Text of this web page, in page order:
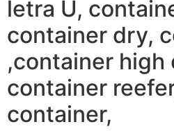
letra U,
container dry,
,container high
container
container,